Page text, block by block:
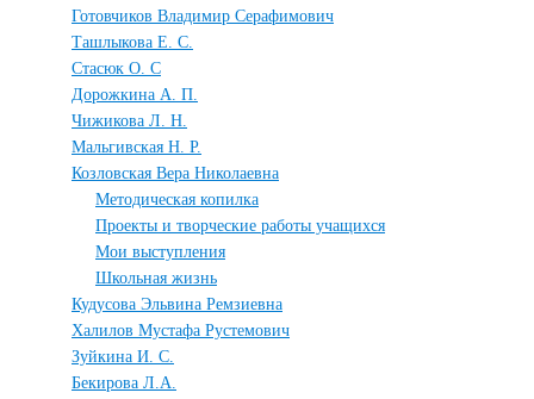
Готовчиков Владимир Серафимович
Ташлыкова Е. С.
Стасюк О. С
Дорожкина А. П.
Чижикова Л. Н.
Мальгивская Н. Р.
Козловская Вера Николаевна
Методическая копилка
Проекты и творческие работы учащихся
Мои выступления
Школьная жизнь
Кудусова Эльвина Ремзиевна
Халилов Мустафа Рустемович
Зуйкина И. С.
Бекирова Л.А.